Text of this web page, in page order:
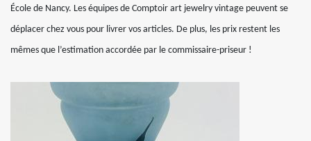
École de Nancy. Les équipes de Comptoir art jewelry vintage peuvent se
déplacer chez vous pour livrer vos articles. De plus, les prix restent les
mêmes que l’estimation accordée par le commissaire-priseur !